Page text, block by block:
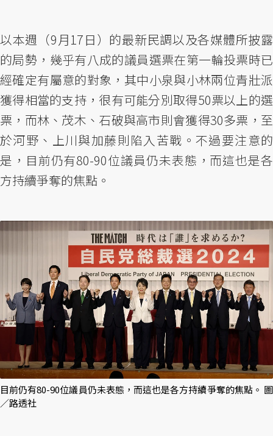
以本週（9月17日）的最新民調以及各媒體所披露
的局勢，幾乎有八成的議員選票在第一輪投票時已
經確定有屬意的對象，其中小泉與小林兩位青壯派
獲得相當的支持，很有可能分別取得50票以上的選
票，而林、茂木、石破與高市則會獲得30多票，至
於河野、上川與加藤則陷入苦戰。不過要注意的
是，目前仍有80-90位議員仍未表態，而這也是各
方持續爭奪的焦點。
目前仍有80-90位議員仍未表態，而這也是各方持續爭奪的焦點。 圖
／路透社